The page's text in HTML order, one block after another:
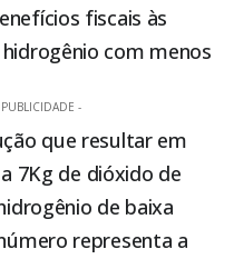
fiscais às
com menos
-
que resultar em
7Kg de dióxido de
de baixa
representa a